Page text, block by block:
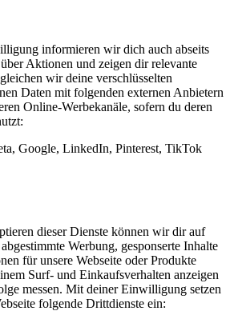
informieren wir dich auch abseits
Aktionen und zeigen dir relevante
wir deine verschlüsselten
Daten mit folgenden externen Anbietern
Online-Werbekanäle, sofern du deren
Google, LinkedIn, Pinterest, TikTok
dieser Dienste können wir dir auf
Werbung, gesponserte Inhalte
für unsere Webseite oder Produkte
Surf- und Einkaufsverhalten anzeigen
messen. Mit deiner Einwilligung setzen
folgende Drittdienste ein: